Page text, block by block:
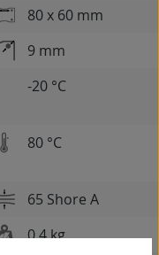
80 x 60 mm
9 mm
-20 °C
80 °C
65 Shore A
0,4 kg